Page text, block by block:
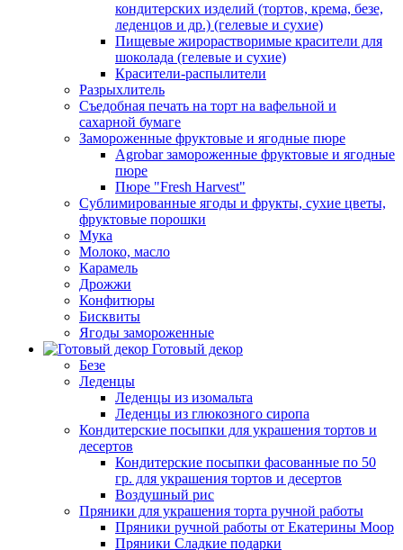
кондитерских изделий (тортов, крема, безе,
леденцов и др.) (гелевые и сухие)
Пищевые жирорастворимые красители для
шоколада (гелевые и сухие)
Красители-распылители
Разрыхлитель
Съедобная печать на торт на вафельной и
сахарной бумаге
Замороженные фруктовые и ягодные пюре
Agrobar замороженные фруктовые и ягодные
пюре
Пюре "Fresh Harvest"
Сублимированные ягоды и фрукты, сухие цветы,
фруктовые порошки
Мука
Молоко, масло
Карамель
Дрожжи
Конфитюры
Бисквиты
Ягоды замороженные
Готовый декор
Безе
Леденцы
Леденцы из изомальта
Леденцы из глюкозного сиропа
Кондитерские посыпки для украшения тортов и
десертов
Кондитерские посыпки фасованные по 50
гр. для украшения тортов и десертов
Воздушный рис
Пряники для украшения торта ручной работы
Пряники ручной работы от Екатерины Моор
Пряники Сладкие подарки